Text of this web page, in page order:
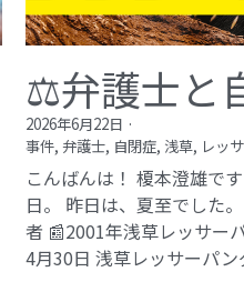
⚖️弁護士と
2026年6月22日 ·
事件, 弁護士, 自閉症, 浅草, レッ
こんばんは！ 榎本澄雄で
日。 昨日は、夏至でした
者 📰2001年浅草レッサー
4月30日 浅草レッサーパン